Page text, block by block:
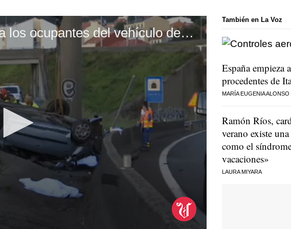
Los bomberos excarcelaron a los ocupantes del vehículo destrozado
También en La Voz
España empieza
procedentes de
MARÍA EUGENIA ALONSO
Ramón Ríos,
verano existe
como el
vacaciones»
LAURA MIYARA